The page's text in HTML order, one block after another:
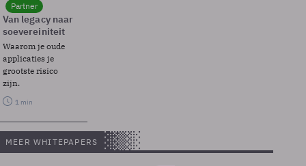
Partner
Van legacy naar
soevereiniteit
Waarom je oude
applicaties je
grootste risico
zijn.
1 min
MEER WHITEPAPERS